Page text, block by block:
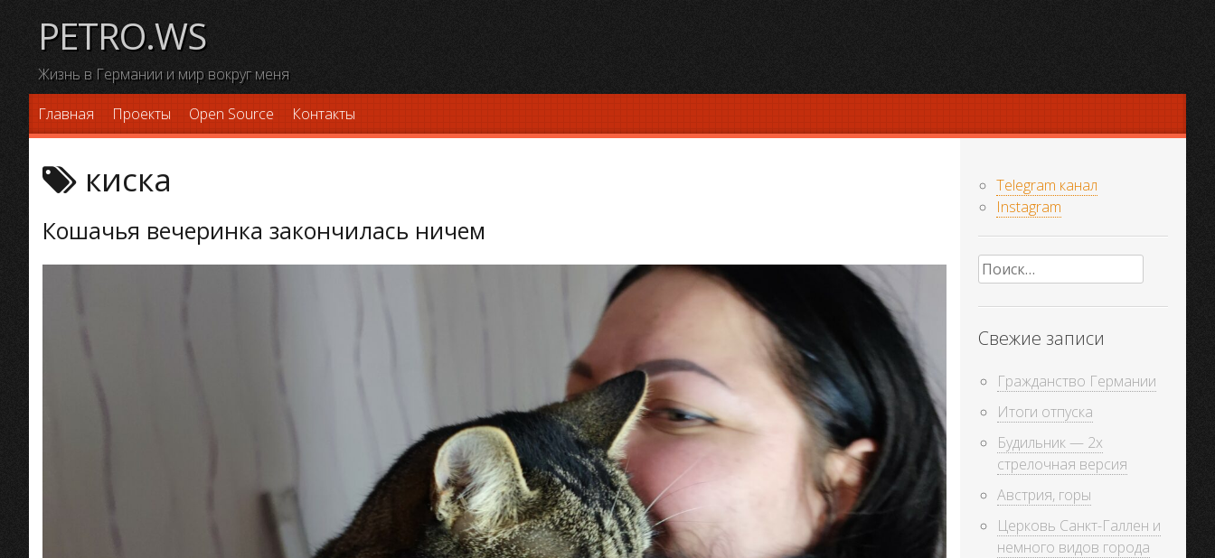
content
PETRO.WS
Жизнь в Германии и мир вокруг меня
Главная
Проекты Open Source Контакты
киска
Кошачья вечеринка закончилась ничем
Telegram канал
Instagram
Найти:
Свежие записи
Гражданство Германии
Итоги отпуска
Будильник — 2х
стрелочная версия
Австрия, горы
Церковь Санкт-Галлен и
немного видов города